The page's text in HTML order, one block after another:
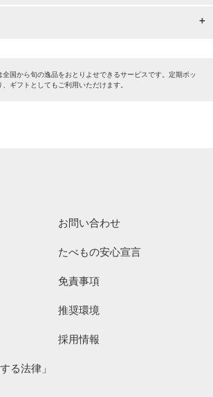
全国から旬の逸品をおとりよせできるサービスです。定期ボッ
ギフトとしてもご利用いただけます。
お問い合わせ
たべもの安心宣言
免責事項
推奨環境
採用情報
る法律」